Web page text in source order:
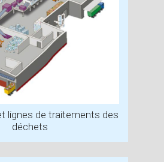
lignes de traitements des
déchets